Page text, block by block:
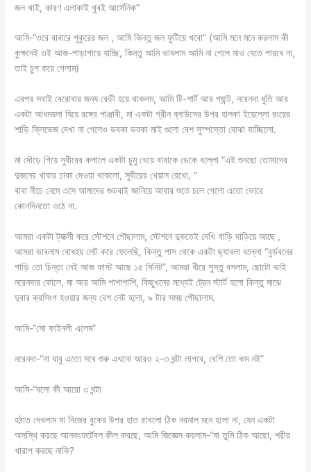
জল খাই, কারণ এলাকাই খুবই আর্সেনিক”
আমি-“ওরে বাবারে পুকুরের জল , আমি কিন্তু জল ফুটিয়ে খবো” (আমি মনে মনে করলাম কী
কুক্ষনেই ওই আজ-পাড়াগায়ে যাচ্ছি, কিন্তু আমি ভাবলাম আমি না গেলে মাও যেতে পারবে না,
তাই চুপ করে গেলাম)
এরপর সবাই বেরোবার জন্য রেডী হয়ে থাকলম, আমি টি-শার্ট আর প্যান্ট, নরেনদা ধুতি আর
একটা আধময়লা ঘিয়ে রঙ্গের পাঞ্জাবী, মা একটা গ্রীন ব্লাউসের উপর হালকা ইয়েল্লো রংয়ের
শাড়ি ক্লিভেজ দেখা না গেলেও ডবকা ডবকা মাই গুলো বেশ সুস্পস্তো বোঝা যাচ্ছিলো.
মা দৌড়ে গিয়ে সুবীরের কপালে একটা চুমু খেয়ে বাবাকে ডেকে বল্লো “এই শুনছো তোমাদের
দুজনের খাবার ঢাকা দেওয়া থাকলো, সুবীরের খেয়াল রেখো, ”
বাবা নীচে নেমে এসে আমাদের গুডবাই জানিয়ে আবার শুতে চলে গেলো এতো ভোরে
কোনদিনতো ওঠে না.
আমরা একটা ট্যাক্সী করে স্টেশনে পৌছালাম, স্টেশনে দুকতেই দেখি গাড়ি দাড়িয়ে আছে ,
আমরা ভাবলাম বোধহয় লেট করে ফেলেছি, কিন্তু পাস থেকে একটা ছ্যাবলা বল্লো “বুর্ডবনের
গাড়ি তো চিন্তা নেই আজ ফাস্ট আছে ১৫ মিনিট”, আমরা ধীরে সুস্তু বসলাম, ছোটো ভাই
নরেনদার কোলে, মা আর আমি পাশাপাশি, কিছুখনের মধ্যেই ট্রেন স্টার্ট হলো কিন্তু মাঝে
দুবার ক্রসিংগ হওয়ার জন্য বেশ লেট হলো, ৯ টার সময় পৌছালাম.
আমি-“সো ফাইনলী এলেম”
নরেনদা-“না বাবু এতো সবে শুরু এখনো আরও ২-৩ ঘন্টা লাগবে, বেশি তো কম নই”
আমি-“বলো কী আরো ৩ ঘন্টা
হঠাত দেখলাম মা নিজের বুকের উপর হাত রাখলো ঠিক নরমাল মনে হলো না, যেন একটা
অসস্থি করছে আনকংফর্টেবল ফীল করছে, আমি জিজ্ঞেস করলাম-“মা তুমি ঠিক আছো, শরীর
খারাপ করছে নাকি?